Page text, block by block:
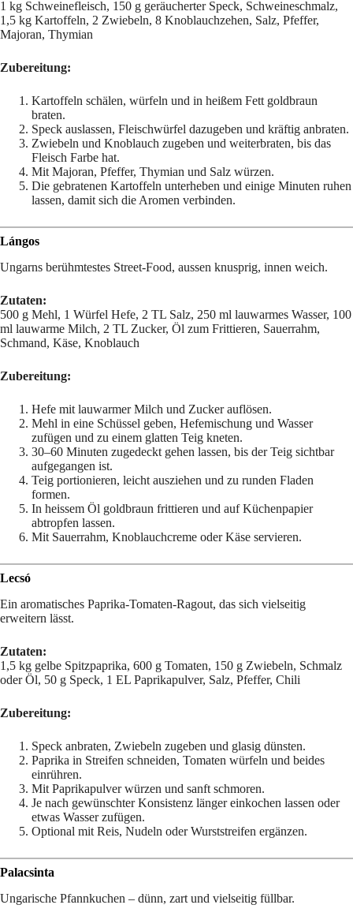
1 kg Schweinefleisch, 150 g geräucherter Speck, Schweineschmalz,
1,5 kg Kartoffeln, 2 Zwiebeln, 8 Knoblauchzehen, Salz, Pfeffer,
Majoran, Thymian
Zubereitung:
Kartoffeln schälen, würfeln und in heißem Fett goldbraun
braten.
Speck auslassen, Fleischwürfel dazugeben und kräftig anbraten.
Zwiebeln und Knoblauch zugeben und weiterbraten, bis das
Fleisch Farbe hat.
Mit Majoran, Pfeffer, Thymian und Salz würzen.
Die gebratenen Kartoffeln unterheben und einige Minuten ruhen
lassen, damit sich die Aromen verbinden.
Lángos
Ungarns berühmtestes Street-Food, aussen knusprig, innen weich.
Zutaten:
500 g Mehl, 1 Würfel Hefe, 2 TL Salz, 250 ml lauwarmes Wasser, 100
ml lauwarme Milch, 2 TL Zucker, Öl zum Frittieren, Sauerrahm,
Schmand, Käse, Knoblauch
Zubereitung:
Hefe mit lauwarmer Milch und Zucker auflösen.
Mehl in eine Schüssel geben, Hefemischung und Wasser
zufügen und zu einem glatten Teig kneten.
30–60 Minuten zugedeckt gehen lassen, bis der Teig sichtbar
aufgegangen ist.
Teig portionieren, leicht ausziehen und zu runden Fladen
formen.
In heissem Öl goldbraun frittieren und auf Küchenpapier
abtropfen lassen.
Mit Sauerrahm, Knoblauchcreme oder Käse servieren.
Lecsó
Ein aromatisches Paprika-Tomaten-Ragout, das sich vielseitig
erweitern lässt.
Zutaten:
1,5 kg gelbe Spitzpaprika, 600 g Tomaten, 150 g Zwiebeln, Schmalz
oder Öl, 50 g Speck, 1 EL Paprikapulver, Salz, Pfeffer, Chili
Zubereitung:
Speck anbraten, Zwiebeln zugeben und glasig dünsten.
Paprika in Streifen schneiden, Tomaten würfeln und beides
einrühren.
Mit Paprikapulver würzen und sanft schmoren.
Je nach gewünschter Konsistenz länger einkochen lassen oder
etwas Wasser zufügen.
Optional mit Reis, Nudeln oder Wurststreifen ergänzen.
Palacsinta
Ungarische Pfannkuchen – dünn, zart und vielseitig füllbar.